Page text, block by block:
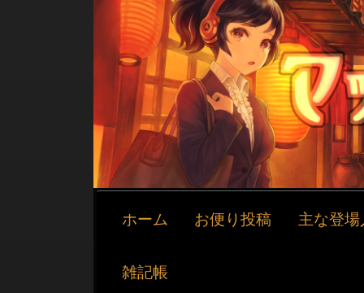
ホーム お便り投稿 主な登
雑記帳